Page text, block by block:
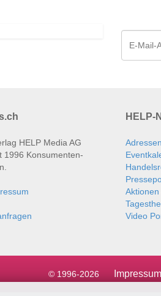
HELP Media AG
1996 Konsumenten­
HELP-
Aktionen
Video
© 1996-2026 Impressum